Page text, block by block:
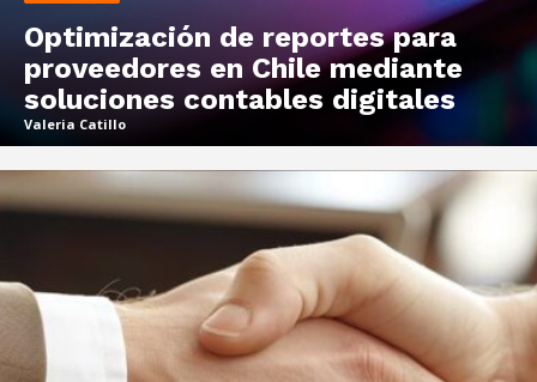
Optimización de reportes para
proveedores en Chile mediante
soluciones contables digitales
Valeria Catillo